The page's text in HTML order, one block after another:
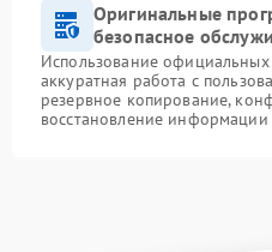
Оригинальные
безопасное
Использование
аккуратная работа с
резервное копирование,
восстановление